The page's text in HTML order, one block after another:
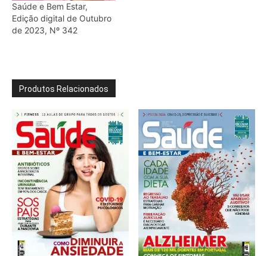
Saúde e Bem Estar,
Edição digital de Outubro
de 2023, Nº 342
Produtos Relacionados